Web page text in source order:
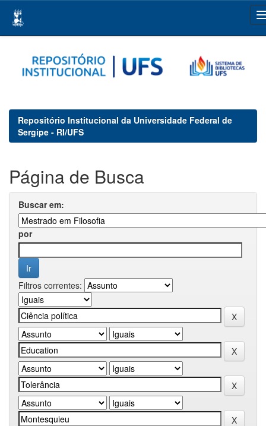
navigation
Repositório Institucional da Universidade Federal de
Sergipe - RI/UFS
Página de Busca
Buscar em:
por
Filtros correntes: